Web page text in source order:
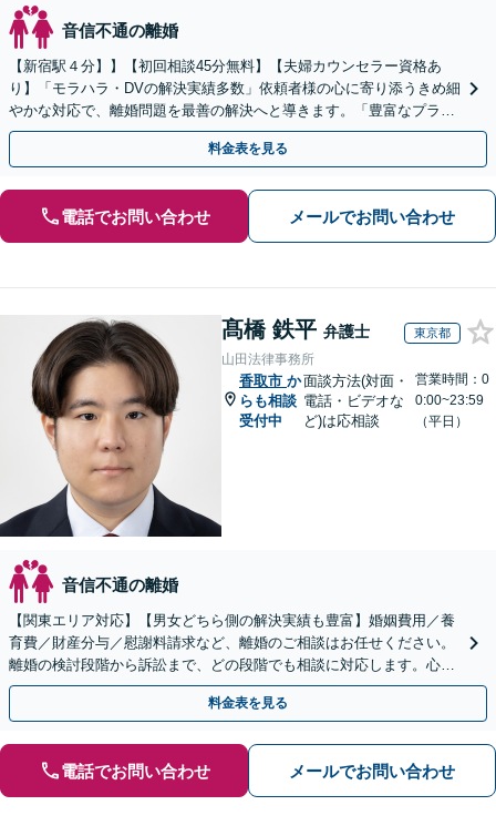
音信不通の離婚
【新宿駅４分】】【初回相談45分無料】【夫婦カウンセラー資格あ
り】「モラハラ・DVの解決実績多数」依頼者様の心に寄り添うきめ細
やかな対応で、離婚問題を最善の解決へと導きます。「豊富なプラン
で一人一人に最適なサポートを提案」【ビデオ面談可】
料金表を見る
電話でお問い合わせ メールでお問い合わせ
髙橋 鉄平 弁護士 東京都
山田法律事務所
香取市 か
らも相談
受付中
面談方法(対面・
電話・ビデオな
ど)は応相談
営業時間：0
0:00~23:59
（平日）
音信不通の離婚
【関東エリア対応】【男女どちら側の解決実績も豊富】婚姻費用／養
育費／財産分与／慰謝料請求など、離婚のご相談はお任せください。
離婚の検討段階から訴訟まで、どの段階でも相談に対応します。心情
的な面にも配慮し、納得感の高い解決を目指します。
料金表を見る
電話でお問い合わせ メールでお問い合わせ